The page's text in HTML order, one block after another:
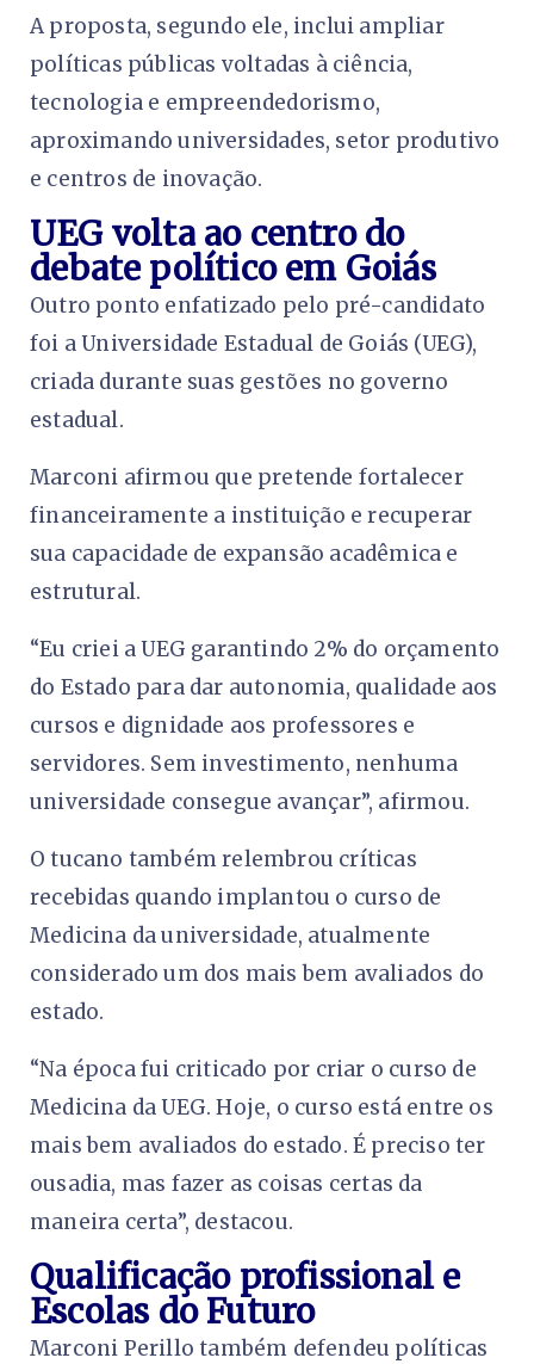
A proposta, segundo ele, inclui ampliar
políticas públicas voltadas à ciência,
tecnologia e empreendedorismo,
aproximando universidades, setor produtivo
e centros de inovação.
UEG volta ao centro do
debate político em Goiás
Outro ponto enfatizado pelo pré-candidato
foi a Universidade Estadual de Goiás (UEG),
criada durante suas gestões no governo
estadual.
Marconi afirmou que pretende fortalecer
financeiramente a instituição e recuperar
sua capacidade de expansão acadêmica e
estrutural.
“Eu criei a UEG garantindo 2% do orçamento
do Estado para dar autonomia, qualidade aos
cursos e dignidade aos professores e
servidores. Sem investimento, nenhuma
universidade consegue avançar”, afirmou.
O tucano também relembrou críticas
recebidas quando implantou o curso de
Medicina da universidade, atualmente
considerado um dos mais bem avaliados do
estado.
“Na época fui criticado por criar o curso de
Medicina da UEG. Hoje, o curso está entre os
mais bem avaliados do estado. É preciso ter
ousadia, mas fazer as coisas certas da
maneira certa”, destacou.
Qualificação profissional e
Escolas do Futuro
Marconi Perillo também defendeu políticas